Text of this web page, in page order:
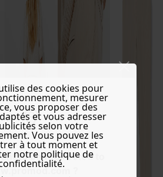
to be redirected to
?
des cookies pour
mesurer
vous proposer des
et vous adresser
selon votre
Vous pouvez les
à tout moment et
notre politique de